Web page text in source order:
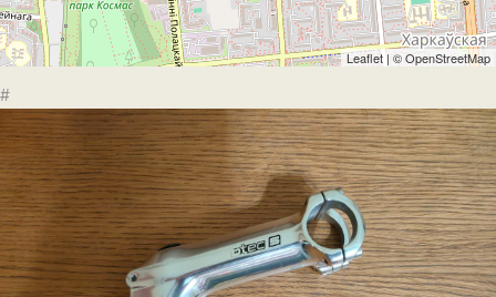
Leaflet | ©OpenStreetMap
#